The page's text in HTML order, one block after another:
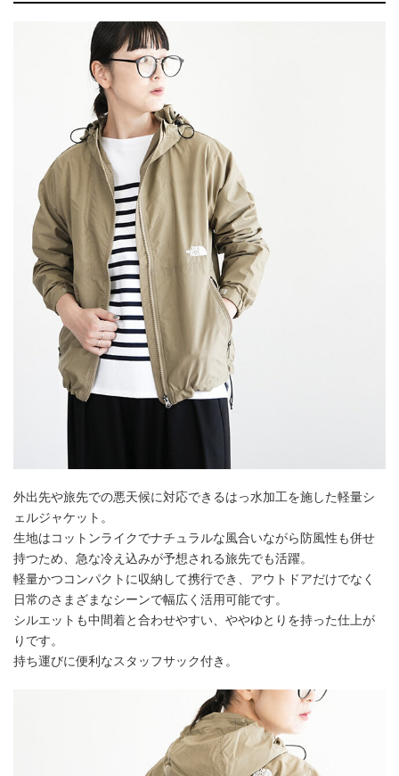
外出先や旅先での悪天候に対応できるはっ水加工を施した軽量シ
ェルジャケット。
生地はコットンライクでナチュラルな風合いながら防風性も併せ
持つため、急な冷え込みが予想される旅先でも活躍。
軽量かつコンパクトに収納して携行でき、アウトドアだけでなく
日常のさまざまなシーンで幅広く活用可能です。
シルエットも中間着と合わせやすい、ややゆとりを持った仕上が
りです。
持ち運びに便利なスタッフサック付き。